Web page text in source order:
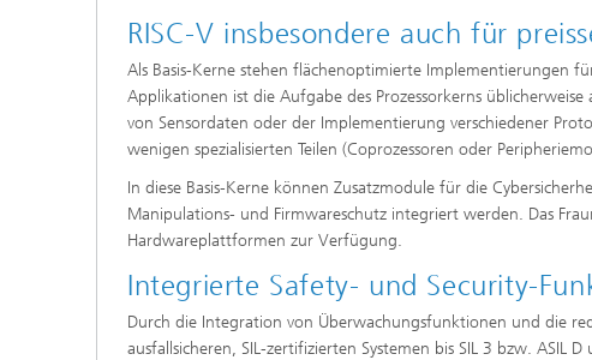
RISC-V insbesondere auch für
Als Basis-Kerne stehen flächenoptimierte Implementierungen
Applikationen ist die Aufgabe des Prozessorkerns
von Sensordaten oder der Implementierung verschiedener
wenigen spezialisierten Teilen (Coprozessoren oder
In diese Basis-Kerne können Zusatzmodule für die
Manipulations- und Firmwareschutz integriert werden. Das
Hardwareplattformen zur Verfügung.
Integrierte Safety- und Security-
Durch die Integration von Überwachungsfunktionen und die
ausfallsicheren, SIL-zertifizierten Systemen bis SIL 3 bzw. ASIL